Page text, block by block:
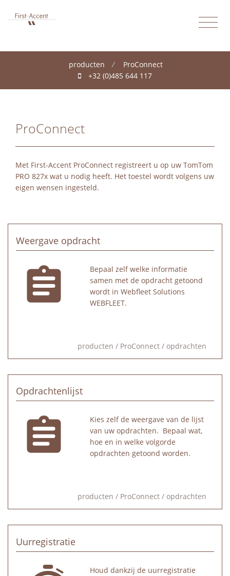
producten /
ProConnect
+32 (0)485 644 117
ProConnect
Met First-Accent ProConnect registreert u op uw TomTom
PRO 827x wat u nodig heeft. Het toestel wordt volgens uw
eigen wensen ingesteld.
Weergave opdracht
Bepaal zelf welke informatie
samen met de opdracht getoond
wordt in Webfleet Solutions
WEBFLEET.
producten / ProConnect / opdrachten
Opdrachtenlijst
Kies zelf de weergave van de lijst
van uw opdrachten. Bepaal wat,
hoe en in welke volgorde
opdrachten getoond worden.
producten / ProConnect / opdrachten
Uurregistratie
Houd dankzij de uurregistratie